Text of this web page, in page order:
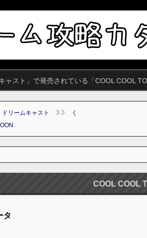
キャスト」で発売されている「COOL COOL
ドリームキャスト
く
COOL COOL
タ